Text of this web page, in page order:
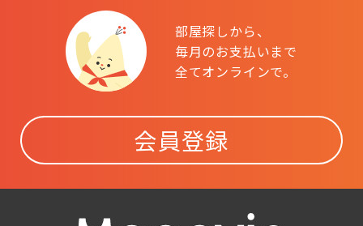
部屋探しから、
毎月のお支払いまで
全てオンラインで。
会員登録